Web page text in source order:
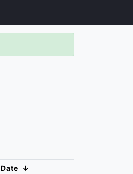
Date ↓